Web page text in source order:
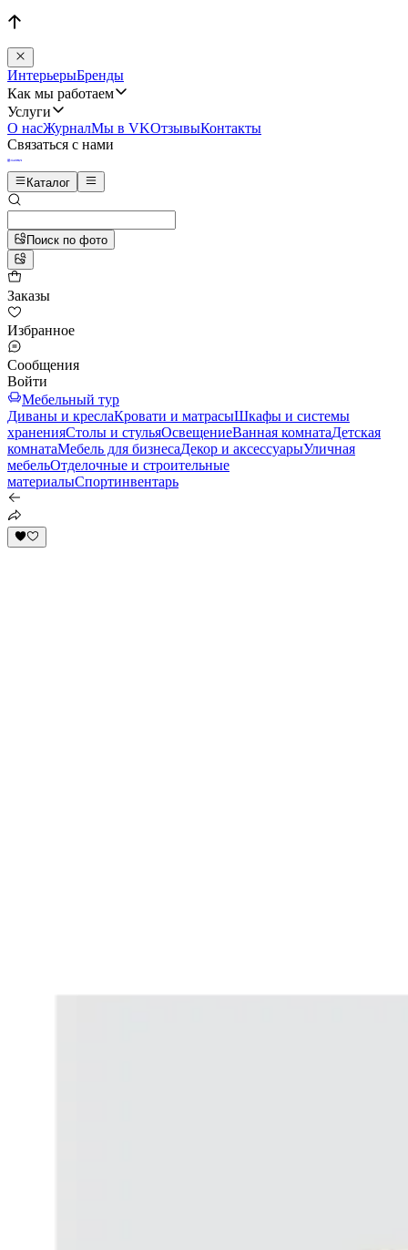
ИнтерьерыБренды
Как мы работаем
Услуги
О насЖурналМы в VKОтзывыКонтакты
Связаться с нами
Каталог
Поиск по фото
Заказы
Избранное
Сообщения
Войти
Мебельный тур
Диваны и креслаКровати и матрасыШкафы и системы
храненияСтолы и стульяОсвещениеВанная комнатаДетская
комнатаМебель для бизнесаДекор и аксессуарыУличная
мебельОтделочные и строительные
материалыСпортинвентарь